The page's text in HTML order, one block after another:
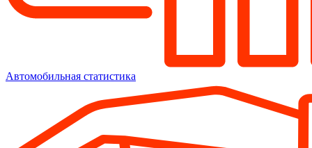
Автомобильная статистика